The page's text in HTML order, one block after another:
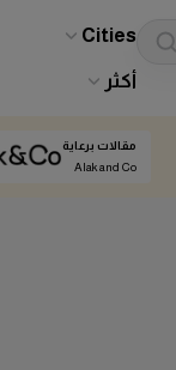
Cities
أكثر
مقالات برعاية
Alak and Co